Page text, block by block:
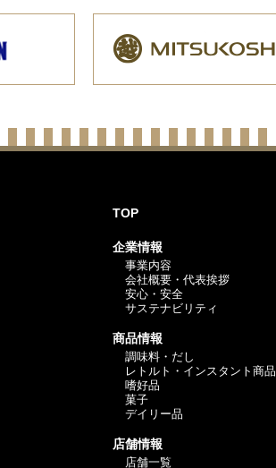
TOP
企業情報
事業内容
会社概要・代表挨拶
安心・安全
サステナビリティ
商品情報
調味料・だし
レトルト・インスタント商品
嗜好品
菓子
デイリー品
店舗情報
店舗一覧